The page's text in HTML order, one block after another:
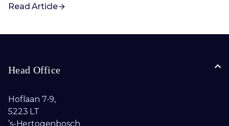
Read Article
Head Office
Hoflaan 7-9,
5223 LT
’s-Hertogenbosch